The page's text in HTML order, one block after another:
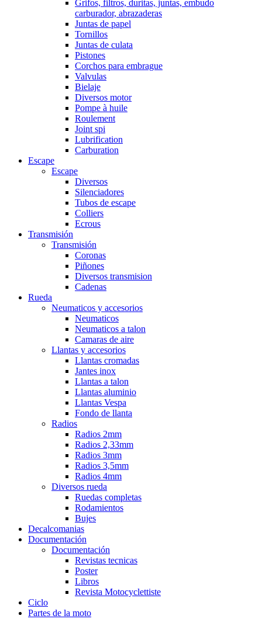
Grifos, filtros, duritas, juntas, embudo
carburador, abrazaderas
Juntas de papel
Tornillos
Juntas de culata
Pistones
Corchos para embrague
Valvulas
Bielaje
Diversos motor
Pompe à huile
Roulement
Joint spi
Lubrification
Carburation
Escape
Escape
Diversos
Silenciadores
Tubos de escape
Colliers
Ecrous
Transmisión
Transmisión
Coronas
Piñones
Diversos transmision
Cadenas
Rueda
Neumaticos y accesorios
Neumaticos
Neumaticos a talon
Camaras de aire
Llantas y accesorios
Llantas cromadas
Jantes inox
Llantas a talon
Llantas aluminio
Llantas Vespa
Fondo de llanta
Radios
Radios 2mm
Radios 2,33mm
Radios 3mm
Radios 3,5mm
Radios 4mm
Diversos rueda
Ruedas completas
Rodamientos
Bujes
Decalcomanias
Documentación
Documentación
Revistas tecnicas
Poster
Libros
Revista Motocyclettiste
Ciclo
Partes de la moto